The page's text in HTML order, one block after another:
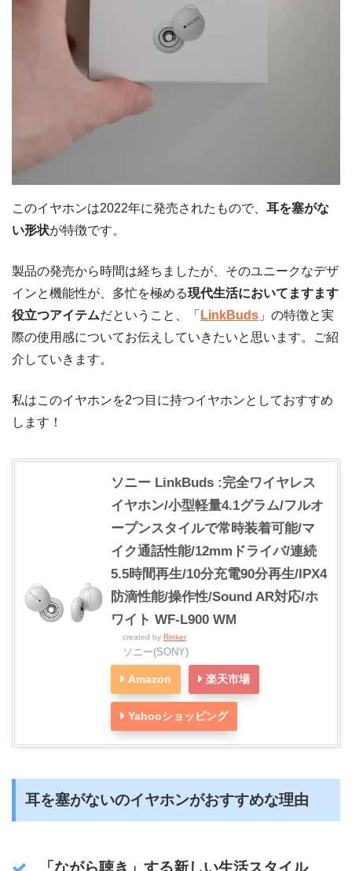
このイヤホンは2022年に発売されたもので、 耳を塞がな
い形状が特徴です。
製品の発売から時間は経ちましたが、そのユニークなデザ
インと機能性が、多忙を極める現代生活においてますます
役立つアイテムだということ、「 LinkBuds 」の特徴と実
際の使用感についてお伝えしていきたいと思います。ご紹
介していきます。
私はこのイヤホンを2つ目に持つイヤホンとしておすすめ
します！
ソニー LinkBuds :完全ワイヤレス
イヤホン/小型軽量4.1グラム/フルオ
ープンスタイルで常時装着可能/マ
イク通話性能/12mmドライバ/連続
5.5時間再生/10分充電90分再生/IPX4
防滴性能/操作性/Sound AR対応/ホ
ワイト WF-L900 WM
created by Rinker
ソニー(SONY)
Amazon 楽天市場
Yahooショッピング
耳を塞がないのイヤホンがおすすめな理由
「ながら聴き」する新しい生活スタイル